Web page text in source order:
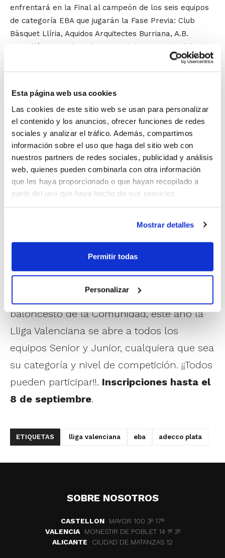
Esta página web usa cookies
Las cookies de este sitio web se usan para personalizar
el contenido y los anuncios, ofrecer funciones de redes
sociales y analizar el tráfico. Además, compartimos
información sobre el uso que haga del sitio web con
nuestros partners de redes sociales, publicidad y análisis
web, quienes pueden combinarla con otra información
que les haya proporcionado o que hayan recopilado a
partir del uso que haya hecho de sus servicios.
Mostrar detalles
Permitir todas
Personalizar
enfrentará en la Final al campeón de los seis equipos
de categoría EBA que jugarán la Fase Previa: Club
Bàsquet Llíria, Aquidos Arquitectes Burriana, A.B.
Castelló, Aguas de Calpe, C.B. Alginet y Festival de Cine
enfrentándose en una liga todos contra todos dentro
de cada grupo. El campeón de cada uno de los grupos
pasará a disputar la Semifinal Única, y el vencedor
luchará por el título ante el Gandia Bàsquet.
Con su decisión de estar presente en la Lliga
Valenciana 2011, el Gandia Bàsquet se suma al Ciudad
Ros Casares en ese deseo de compartir la
también jugará la Final de la Lliga
Valenciana Femenina ante el campeón de la Fase
Previa que disputarán los conjuntos del Campeonato
de España 1ª División Femenina.
Y para terminar de unir más aún si cabe el
baloncesto de la Comunidad, este año la
Lliga Valenciana se abre a todos los
equipos Senior y Junior, cualquiera que sea
su categoría y nivel de competición. ¡¡Todos
pueden participar!!. Inscripciones hasta el
8 de septiembre.
ETIQUETAS lliga valenciana eba adecco plata
SOBRE NOSOTROS
CASTELLON
MAYOR 100 3º 17ª
VALENCIA
MONESTIR DE POBLET 14 1ª 3º
ALICANTE
CIUDAD DE MATANZAS 12